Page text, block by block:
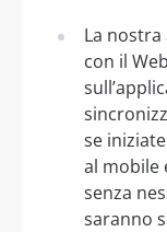
La
con il
se
al mobile
senza
saranno